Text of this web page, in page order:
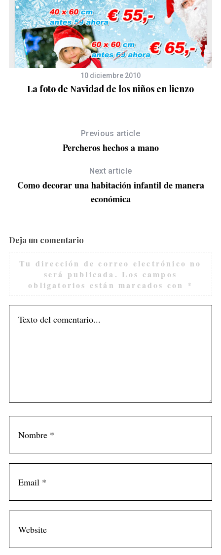
10 diciembre 2010
La foto de Navidad de los niños en lienzo
Previous article
Percheros hechos a mano
Next article
Como decorar una habitación infantil de manera
económica
Deja un comentario
Tu dirección de correo electrónico no
será publicada. Los campos
obligatorios están marcados con *
e
a
r
h